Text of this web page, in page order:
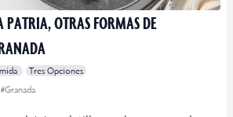
PATRIA, OTRAS FORMAS DE
Tres Opciones
#Granada